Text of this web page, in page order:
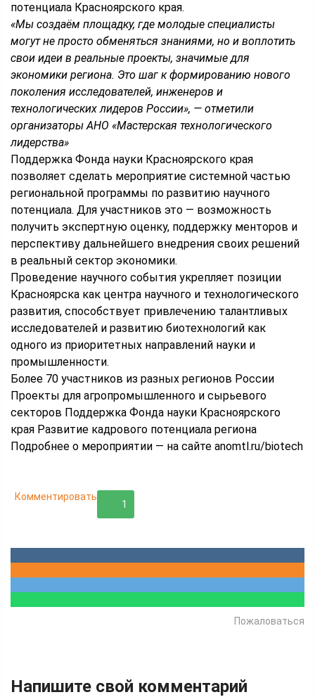
потенциала Красноярского края.
«Мы создаём площадку, где молодые специалисты
могут не просто обменяться знаниями, но и воплотить
свои идеи в реальные проекты, значимые для
экономики региона. Это шаг к формированию нового
поколения исследователей, инженеров и
технологических лидеров России», — отметили
организаторы АНО «Мастерская технологического
лидерства»
Поддержка Фонда науки Красноярского края
позволяет сделать мероприятие системной частью
региональной программы по развитию научного
потенциала. Для участников это — возможность
получить экспертную оценку, поддержку менторов и
перспективу дальнейшего внедрения своих решений
в реальный сектор экономики.
Проведение научного события укрепляет позиции
Красноярска как центра научного и технологического
развития, способствует привлечению талантливых
исследователей и развитию биотехнологий как
одного из приоритетных направлений науки и
промышленности.
Более 70 участников из разных регионов России
Проекты для агропромышленного и сырьевого
секторов Поддержка Фонда науки Красноярского
края Развитие кадрового потенциала региона
Подробнее о мероприятии — на сайте anomtl.ru/biotech
Комментировать
1
Пожаловаться
Напишите свой комментарий